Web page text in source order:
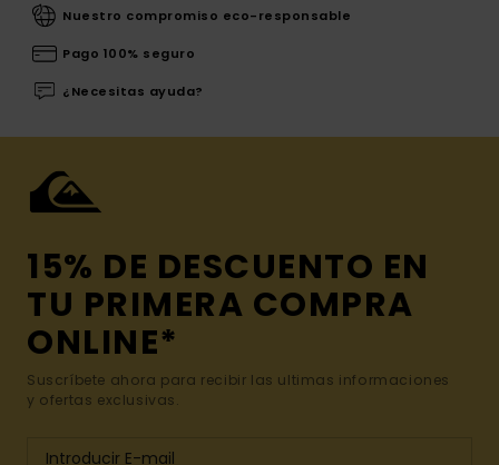
Nuestro compromiso eco-responsable
Pago 100% seguro
¿Necesitas ayuda?
15% DE DESCUENTO EN
TU PRIMERA COMPRA
ONLINE*
Suscríbete ahora para recibir las ultimas informaciones
y ofertas exclusivas.